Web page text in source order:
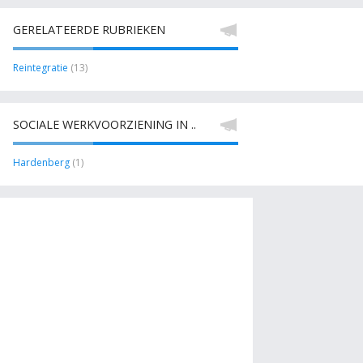
GERELATEERDE RUBRIEKEN
Reintegratie (13)
SOCIALE WERKVOORZIENING IN ..
Hardenberg (1)